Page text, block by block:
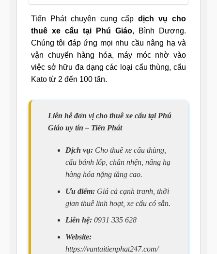
Tiến Phát chuyên cung cấpdịch vụ cho
thuê xe cẩu tại Phú Giáo, Bình Dương.
Chúng tôi đáp ứng mọi nhu cầu nâng hạ và
vận chuyển hàng hóa, máy móc nhờ vào
việc sở hữu đa dạng các loại cẩu thùng, cẩu
Kato từ 2 đến 100 tấn.
Liên hê đơn vị cho thuê xe cẩu tại Phú
Giáo uy tín – Tiến Phát
Dịch vụ: Cho thuê xe cẩu thùng,
cẩu bánh lốp, chân nhện, nâng hạ
hàng hóa nặng tầng cao.
Ưu điểm: Giá cả cạnh tranh, thời
gian thuê linh hoạt, xe cẩu có sẵn.
Liên hệ:0931 335 628
Website:
https://vantaitienphat247.com/